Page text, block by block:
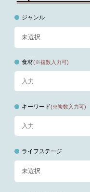
ジャンル
食材(※複数入力可)
キーワード(※複数入力可)
ライフステージ